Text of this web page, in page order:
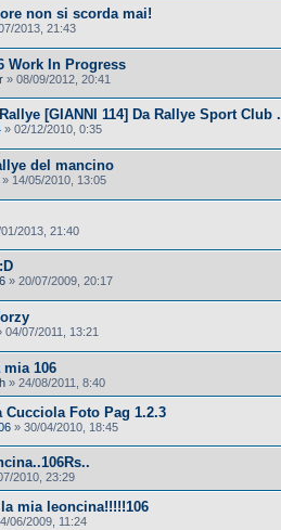
non si scorda mai!
2013, 21:43
Work In Progress
» 08/09/2012, 20:41
[GIANNI 114] Da Rallye Sport Club .
» 02/12/2010, 0:35
del mancino
» 14/05/2010, 13:05
2013, 21:40
» 20/07/2009, 20:17
04/07/2011, 13:21
106
» 24/08/2011, 8:40
Cucciola Foto Pag 1.2.3
» 30/04/2010, 18:45
2010, 23:29
mia leoncina!!!!!106
06/2009, 11:24